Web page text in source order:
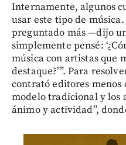
Internamente, algunos
usar este tipo de
preguntado más —dijo
simplemente pensé:
música con artistas que
destaque?’”. Para
contrató editores menos
modelo tradicional y los
ánimo y actividad”,